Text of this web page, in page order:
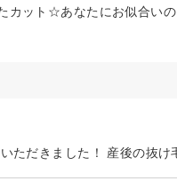
ット☆あなたにお似合い